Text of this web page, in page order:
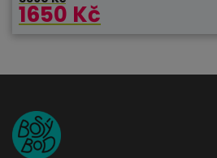
1650 Kč